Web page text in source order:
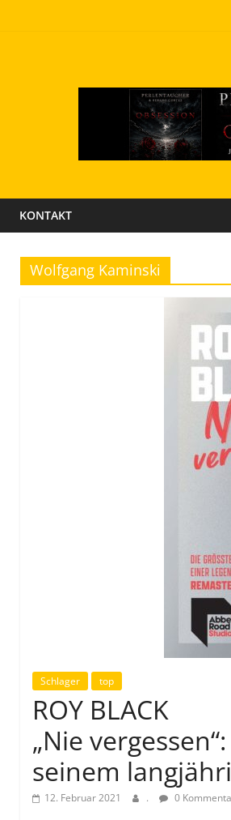
KONTAKT
Wolfgang Kaminski
Schlager top
ROY BLACK
„Nie
seinem
12. Februar 2021 . 0